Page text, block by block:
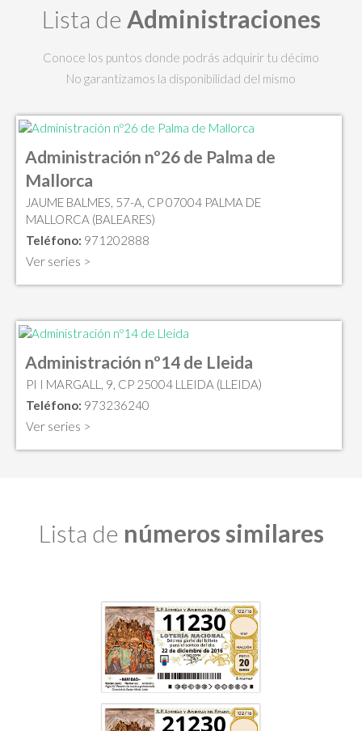
Lista de Administraciones
Conoce los puntos donde podrás adquirir tu décimo
No garantizamos la disponibilidad del mismo
Administración nº26 de Palma de
Mallorca
JAUME BALMES, 57-A, CP 07004 PALMA DE
MALLORCA (BALEARES)
Teléfono: 971202888
Ver series >
Administración nº14 de Lleida
PI I MARGALL, 9, CP 25004 LLEIDA (LLEIDA)
Teléfono: 973236240
Ver series >
Lista de números similares
11230
21230